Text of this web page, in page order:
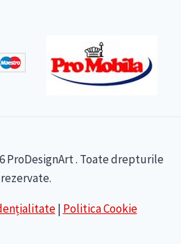
ProDesignArt . Toate drepturile
rezervate.
| Politica Cookie